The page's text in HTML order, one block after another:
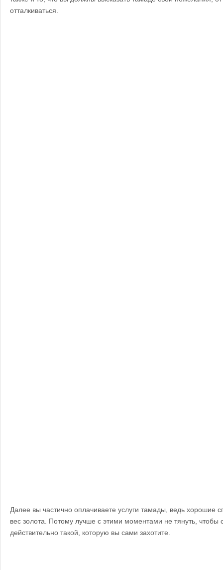
отталкиваться.
Далее вы частично оплачиваете услуги тамады, ведь хорошие
вес золота. Потому лучше с этими моментами не тянуть, чтобы
действительно такой, которую вы сами захотите.